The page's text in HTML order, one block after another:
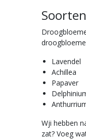
Lavendel
Achillea
Papaver
Wji hebben
zat? Voeg